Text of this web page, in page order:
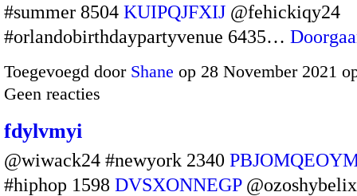
#summer 8504 KUIPQJFXIJ @fehickiqy24
#orlandobirthdaypartyvenue 6435…
Toegevoegd door Shane op 28 November 2021
Geen reacties
fdylvmyi
@wiwack24 #newyork 2340
#hiphop 1598 DVSXONNEGP